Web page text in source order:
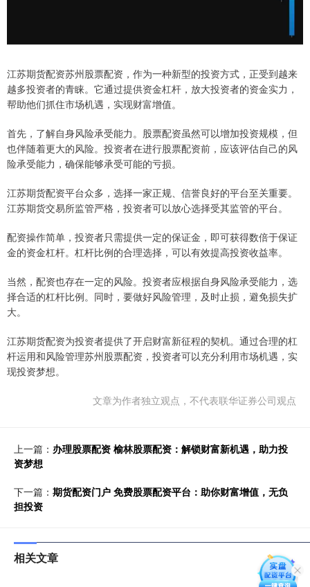
江苏期货配资苏州股票配资，作为一种新型的投资方式，正受到越来
越多投资者的青睐。它通过提供资金杠杆，放大投资者的资金实力，
帮助他们抓住市场机遇，实现财富增值。
首先，了解自身风险承受能力。股票配资虽然可以增加投资规模，但
也伴随着更大的风险。投资者在进行股票配资前，应该评估自己的风
险承受能力，确保能够承受可能的亏损。
江苏期货配资平台众多，选择一家正规、信誉良好的平台至关重要。
江苏期货交易所监管严格，投资者可以放心选择受其监管的平台。
配资操作简单，投资者只需提供一定的保证金，即可获得数倍于保证
金的资金杠杆。杠杆比例的合理选择，可以有效提高投资收益率。
当然，配资也存在一定的风险。投资者应根据自身风险承受能力，选
择合适的杠杆比例。同时，要做好风险管理，及时止损，避免损失扩
大。
江苏期货配资为投资者提供了开启财富新征程的契机。通过合理的杠
杆运用和风险管理苏州股票配资，投资者可以充分利用市场机遇，实
现投资梦想。
文章为作者独立观点，不代表联华证券公司观点
上一篇： 办理股票配资 榆林股票配资：解锁财富新机遇，助力投
资梦想
下一篇： 期货配资门户 免费股票配资平台：助你财富增值，无负
担投资
相关文章